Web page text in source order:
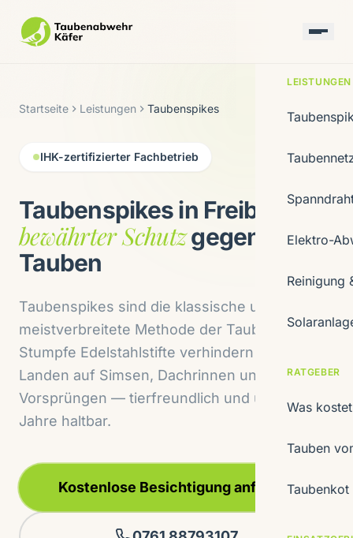
LEISTUNGEN
Elektro-
Reinigung
RATGEBER
Was
Tauben
Startseite Leistungen Taubenspikes
IHK-zertifizierter Fachbetrieb
Taubenspikes in Freiburg —
bewährter Schutzgegen
Tauben
Taubenspikes sind die klassische und
meistverbreitete Methode der Taubenabwehr.
Stumpfe Edelstahlstifte verhindern das
Landen auf Simsen, Dachrinnen und
Vorsprüngen — tierfreundlich und über 10
Jahre haltbar.
Kostenlose Besichtigung anfragen